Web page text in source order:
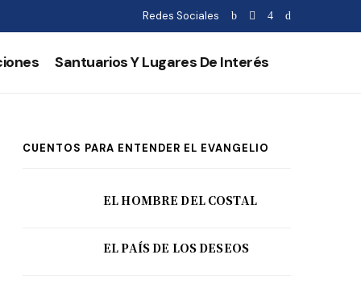
Redes Sociales
Santuarios Y Lugares De Interés
CUENTOS PARA ENTENDER EL EVANGELIO
EL HOMBRE DEL COSTAL
EL PAÍS DE LOS DESEOS